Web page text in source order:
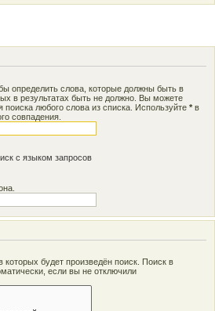
определить слова, которые должны быть в
в результатах быть не должно. Вы можете
поиска любого слова из списка. Используйте * в
совпадения.
с языком запросов
будет произведён поиск. Поиск в
если вы не отключили